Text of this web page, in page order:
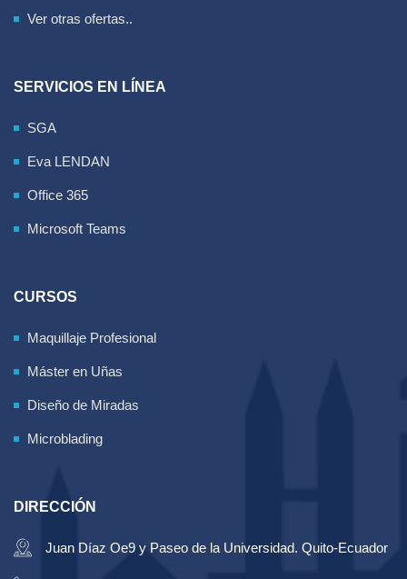
Ver otras ofertas..
SERVICIOS EN LÍNEA
SGA
Eva LENDAN
Office 365
Microsoft Teams
CURSOS
Maquillaje Profesional
Máster en Uñas
Diseño de Miradas
Microblading
DIRECCIÓN
Juan Díaz Oe9 y Paseo de la Universidad. Quito-Ecuador